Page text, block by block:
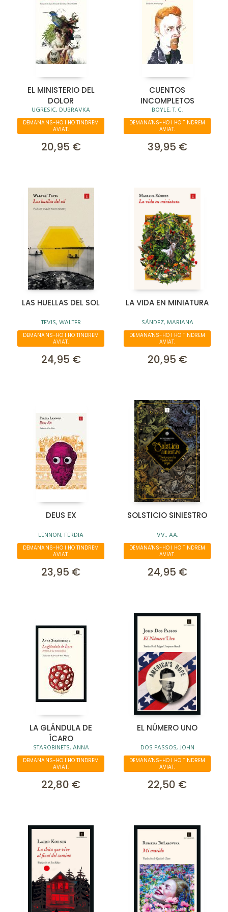
EL MINISTERIO DEL
DOLOR
UGRESIC, DUBRAVKA
DEMANA'NS-HO I HO TINDREM
AVIAT.
20,95 €
CUENTOS
INCOMPLETOS
BOYLE, T. C.
DEMANA'NS-HO I HO TINDREM
AVIAT.
39,95 €
LAS HUELLAS DEL SOL
TEVIS, WALTER
DEMANA'NS-HO I HO TINDREM
AVIAT.
24,95 €
LA VIDA EN MINIATURA
SÁNDEZ, MARIANA
DEMANA'NS-HO I HO TINDREM
AVIAT.
20,95 €
DEUS EX
LENNON, FERDIA
DEMANA'NS-HO I HO TINDREM
AVIAT.
23,95 €
SOLSTICIO SINIESTRO
VV., AA.
DEMANA'NS-HO I HO TINDREM
AVIAT.
24,95 €
LA GLÁNDULA DE
ÍCARO
STAROBINETS, ANNA
DEMANA'NS-HO I HO TINDREM
AVIAT.
22,80 €
EL NÚMERO UNO
DOS PASSOS, JOHN
DEMANA'NS-HO I HO TINDREM
AVIAT.
22,50 €